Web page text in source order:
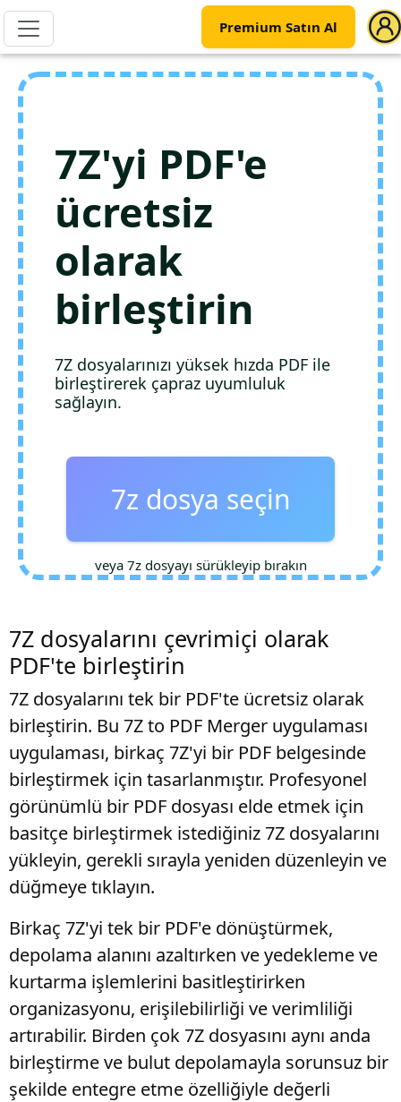
Premium Satın Al
7Z'yi PDF'e
ücretsiz
olarak
birleştirin
7Z dosyalarınızı yüksek hızda PDF ile
birleştirerek çapraz uyumluluk
sağlayın.
7z dosya seçin
veya 7z dosyayı sürükleyip bırakın
7Z dosyalarını çevrimiçi olarak
PDF'te birleştirin
7Z dosyalarını tek bir PDF'te ücretsiz olarak
birleştirin. Bu 7Z to PDF Merger uygulaması
uygulaması, birkaç 7Z'yi bir PDF belgesinde
birleştirmek için tasarlanmıştır. Profesyonel
görünümlü bir PDF dosyası elde etmek için
basitçe birleştirmek istediğiniz 7Z dosyalarını
yükleyin, gerekli sırayla yeniden düzenleyin ve
düğmeye tıklayın.
Birkaç 7Z'yi tek bir PDF'e dönüştürmek,
depolama alanını azaltırken ve yedekleme ve
kurtarma işlemlerini basitleştirirken
organizasyonu, erişilebilirliği ve verimliliği
artırabilir. Birden çok 7Z dosyasını aynı anda
birleştirme ve bulut depolamayla sorunsuz bir
şekilde entegre etme özelliğiyle değerli